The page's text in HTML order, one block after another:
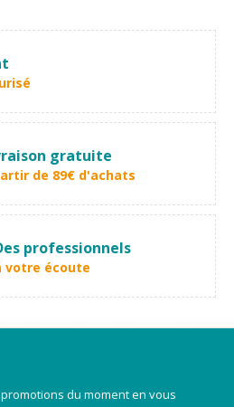
gratuite
de 89€ d'achats
professionnels
votre écoute
du moment en vous